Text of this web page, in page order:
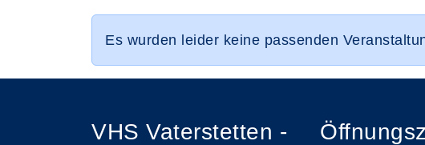
Es wurden leider keine passenden
VHS Vaterstetten -